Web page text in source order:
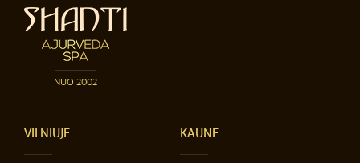
NUO 2002
VILNIUJE KAUNE